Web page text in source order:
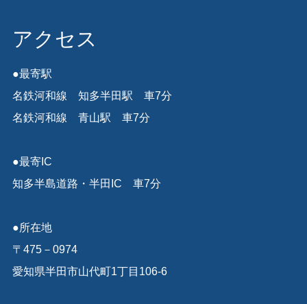
アクセス
●最寄駅
名鉄河和線 知多半田駅 車7分
名鉄河和線 青山駅 車7分
●最寄IC
知多半島道路・半田IC 車7分
●所在地
〒475－0974
愛知県半田市山代町1丁目106-6